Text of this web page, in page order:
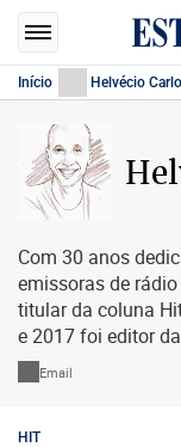
Início Helvécio
Com 30 anos
emissoras de
titular da coluna
e 2017 foi editor
Email
HIT